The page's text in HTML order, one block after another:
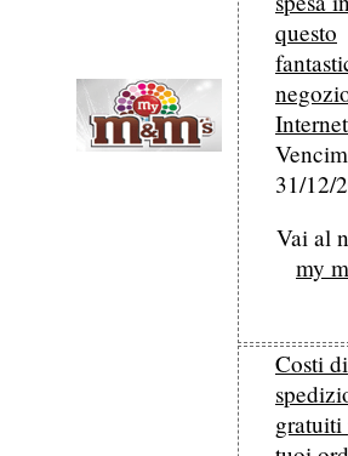
questo
31/12/
Vai al
my
Costi di
gratuiti